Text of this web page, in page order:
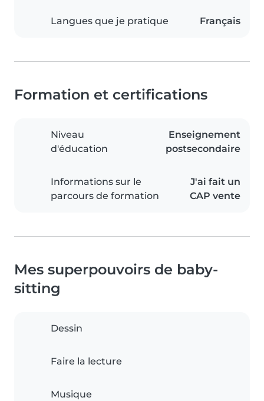
Langues que je pratique Français
Formation et certifications
Niveau
d'éducation
Enseignement
postsecondaire
Informations sur le
parcours de formation
J'ai fait un
CAP vente
Mes superpouvoirs de baby-
sitting
Dessin
Faire la lecture
Musique